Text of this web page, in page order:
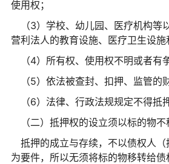
使用权；
（3）学校、幼儿园、医疗机构等
营利法人的教育设施、医疗卫生设
（4）所有权、使用权不明或者有
（5）依法被查封、扣押、监管的
（6）法律、行政法规规定不得抵
（二）抵押权的设立须以标的物
抵押的成立与存续，不以债权人
为要件，所以无须将标的物移转给债